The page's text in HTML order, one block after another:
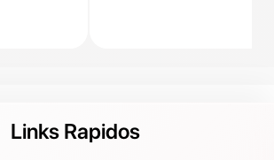
Links Rapidos